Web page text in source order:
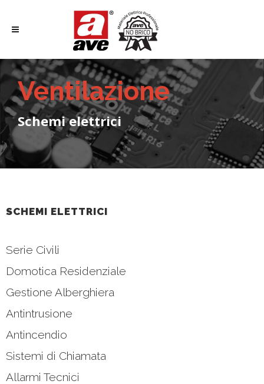
Ventilazione
Schemi elettrici
SCHEMI ELETTRICI
Serie Civili
Domotica Residenziale
Gestione Alberghiera
Antintrusione
Antincendio
Sistemi di Chiamata
Allarmi Tecnici